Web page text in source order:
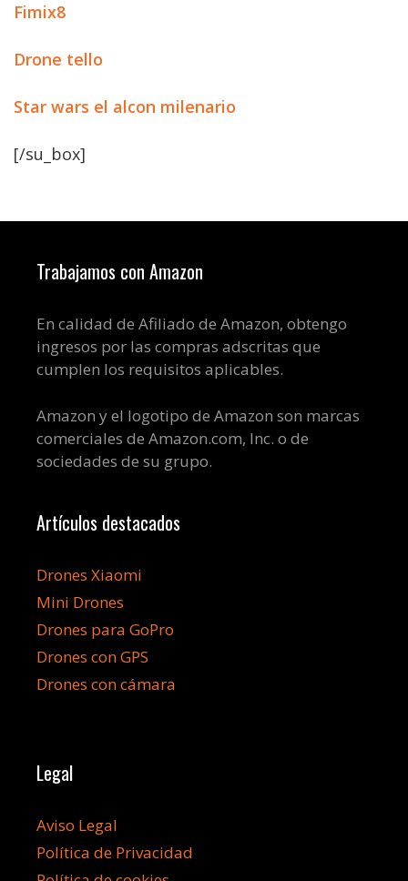
Fimix8
Drone tello
Star wars el alcon milenario
[/su_box]
Trabajamos con Amazon
En calidad de Afiliado de Amazon, obtengo
ingresos por las compras adscritas que
cumplen los requisitos aplicables.
Amazon y el logotipo de Amazon son marcas
comerciales de Amazon.com, Inc. o de
sociedades de su grupo.
Artículos destacados
Drones Xiaomi
Mini Drones
Drones para GoPro
Drones con GPS
Drones con cámara
Legal
Aviso Legal
Política de Privacidad